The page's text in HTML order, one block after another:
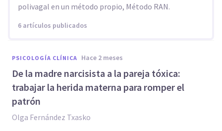
polivagal en un método propio, Método RAN.
6 artículos publicados
PSICOLOGÍA CLÍNICA hace 2 meses
De la madre narcisista a la pareja tóxica:
trabajar la herida materna para romper el
patrón
Olga Fernández Txasko